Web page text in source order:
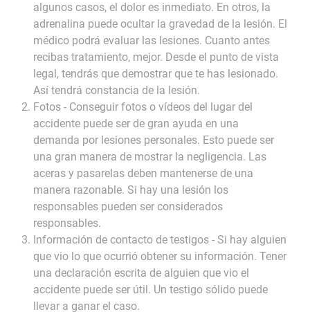
algunos casos, el dolor es inmediato. En otros, la
adrenalina puede ocultar la gravedad de la lesión. El
médico podrá evaluar las lesiones. Cuanto antes
recibas tratamiento, mejor. Desde el punto de vista
legal, tendrás que demostrar que te has lesionado.
Así tendrá constancia de la lesión.
Fotos - Conseguir fotos o vídeos del lugar del
accidente puede ser de gran ayuda en una
demanda por lesiones personales. Esto puede ser
una gran manera de mostrar la negligencia. Las
aceras y pasarelas deben mantenerse de una
manera razonable. Si hay una lesión los
responsables pueden ser considerados
responsables.
Información de contacto de testigos - Si hay alguien
que vio lo que ocurrió obtener su información. Tener
una declaración escrita de alguien que vio el
accidente puede ser útil. Un testigo sólido puede
llevar a ganar el caso.